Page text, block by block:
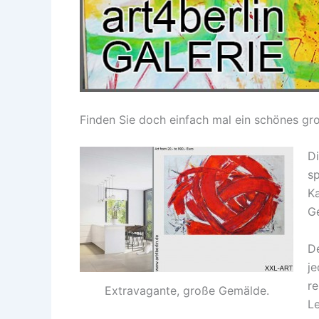
Finden Sie doch einfach mal ein schönes
Extravagante, große Gemälde.